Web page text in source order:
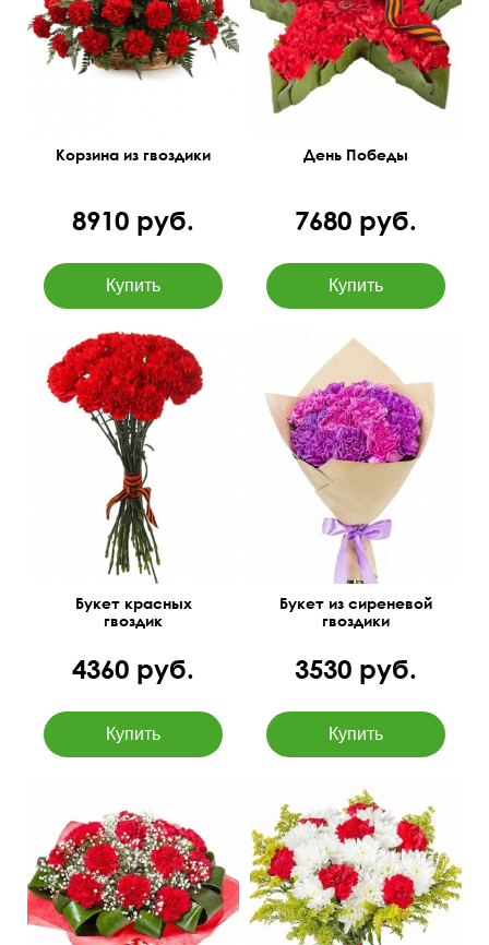
35 см 40 см
Корзина из гвоздики
8910 руб.
15 см 35 см
День Победы
7680 руб.
60 см
Букет красных
гвоздик
4360 руб.
50 см 35 см
Букет из сиреневой
гвоздики
3530 руб.
50 см 40 см Желтые ветки солидаго